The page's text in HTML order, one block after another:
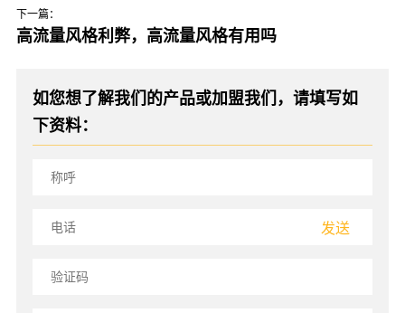
下一篇：
高流量风格利弊，高流量风格有用吗
如您想了解我们的产品或加盟我们，请填写如
下资料：
发送